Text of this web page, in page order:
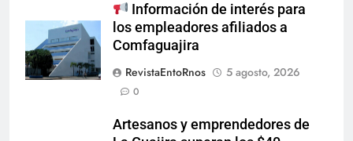
Información de interés para
los empleadores afiliados a
Comfaguajira
RevistaEntoRnos
5 agosto, 2026
0
Artesanos y emprendedores de